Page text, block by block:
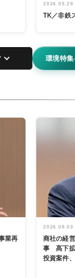
2026.05.29
TK／非鉄
環境特
業再
2026.08.03
商社の経
事 髙下拡
投資案件